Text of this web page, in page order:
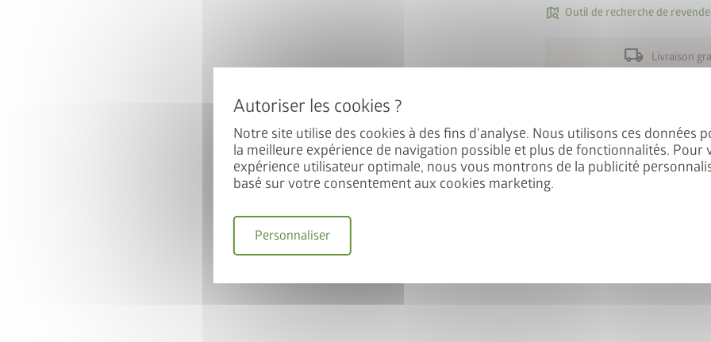
Notre site utilise des cookies à des fins d'analyse. Nous utilisons ces données
la meilleure expérience de navigation possible et plus de fonctionnalités. Pour
expérience utilisateur optimale, nous vous montrons de la publicité
basé sur votre consentement aux cookies marketing.
Personnaliser
map_search Outil de recherche de
local_shipping Livraison
Le kit de portes
protège vos bûches des
complétant avec un kit de
utiliser votre abri bûches
jouets, pots de fleurs, etc.
intérieur de chaque porte
participer automatiquement au tirage au sort.
E-mail